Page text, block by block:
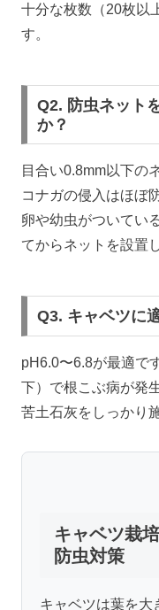
十分な枚数（20枚以
す。
Q2. 防虫ネット
か？
目合い0.8mm以下の
コナガの侵入はほぼ
卵や幼虫がついてい
てからネットを設置
Q3. キャベツに
pH6.0〜6.8が最適で
下）で根こぶ病が発
苦土石灰をしっかり
キャベツ栽
防虫対策
キャベツは葉を大